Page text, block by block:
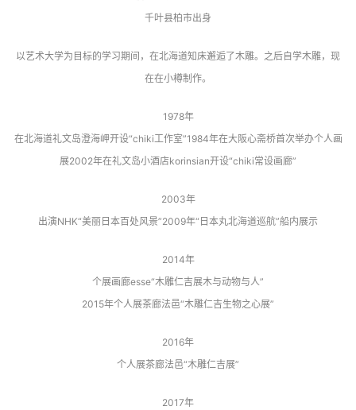
千叶县柏市出身
以艺术大学为目标的学习期间，在北海道知床邂逅了木雕。之后自学木雕，现
在在小樽制作。
1978年
在北海道礼文岛澄海岬开设“chiki工作室”1984年在大阪心斋桥首次举办个人画
展2002年在礼文岛小酒店korinsian开设“chiki常设画廊”
2003年
出演NHK“美丽日本百处风景”2009年“日本丸北海道巡航”船内展示
2014年
个展画廊esse“木雕仁吉展木与动物与人”
2015年个人展茶廊法邑“木雕仁吉生物之心展”
2016年
个人展茶廊法邑“木雕仁吉展”
2017年